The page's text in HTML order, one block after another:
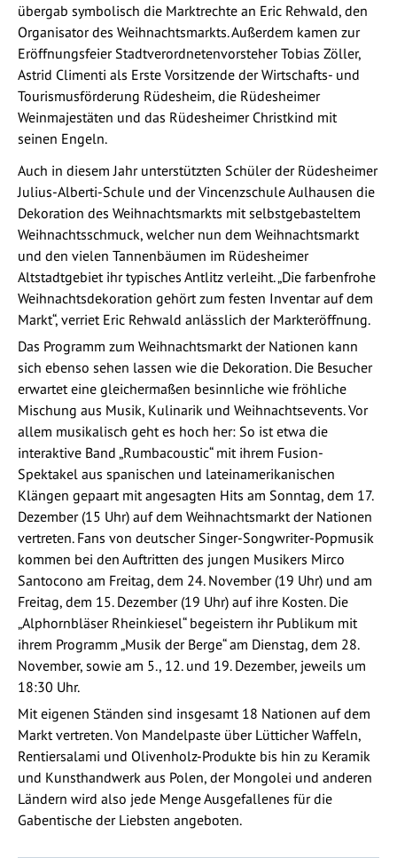
übergab symbolisch die Marktrechte an Eric Rehwald, den
Organisator des Weihnachtsmarkts. Außerdem kamen zur
Eröffnungsfeier Stadtverordnetenvorsteher Tobias Zöller,
Astrid Climenti als Erste Vorsitzende der Wirtschafts- und
Tourismusförderung Rüdesheim, die Rüdesheimer
Weinmajestäten und das Rüdesheimer Christkind mit
seinen Engeln.
Auch in diesem Jahr unterstützten Schüler der Rüdesheimer
Julius-Alberti-Schule und der Vincenzschule Aulhausen die
Dekoration des Weihnachtsmarkts mit selbstgebasteltem
Weihnachtsschmuck, welcher nun dem Weihnachtsmarkt
und den vielen Tannenbäumen im Rüdesheimer
Altstadtgebiet ihr typisches Antlitz verleiht. „Die farbenfrohe
Weihnachtsdekoration gehört zum festen Inventar auf dem
Markt“, verriet Eric Rehwald anlässlich der Markteröffnung.
Das Programm zum Weihnachtsmarkt der Nationen kann
sich ebenso sehen lassen wie die Dekoration. Die Besucher
erwartet eine gleichermaßen besinnliche wie fröhliche
Mischung aus Musik, Kulinarik und Weihnachtsevents. Vor
allem musikalisch geht es hoch her: So ist etwa die
interaktive Band „Rumbacoustic“ mit ihrem Fusion-
Spektakel aus spanischen und lateinamerikanischen
Klängen gepaart mit angesagten Hits am Sonntag, dem 17.
Dezember (15 Uhr) auf dem Weihnachtsmarkt der Nationen
vertreten. Fans von deutscher Singer-Songwriter-Popmusik
kommen bei den Auftritten des jungen Musikers Mirco
Santocono am Freitag, dem 24. November (19 Uhr) und am
Freitag, dem 15. Dezember (19 Uhr) auf ihre Kosten. Die
„Alphornbläser Rheinkiesel“ begeistern ihr Publikum mit
ihrem Programm „Musik der Berge“ am Dienstag, dem 28.
November, sowie am 5., 12. und 19. Dezember, jeweils um
18:30 Uhr.
Mit eigenen Ständen sind insgesamt 18 Nationen auf dem
Markt vertreten. Von Mandelpaste über Lütticher Waffeln,
Rentiersalami und Olivenholz-Produkte bis hin zu Keramik
und Kunsthandwerk aus Polen, der Mongolei und anderen
Ländern wird also jede Menge Ausgefallenes für die
Gabentische der Liebsten angeboten.